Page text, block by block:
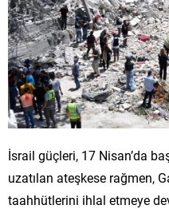
İsrail güçleri, 17 Nisan’da
uzatılan ateşkese rağmen,
taahhütlerini ihlal etmeye